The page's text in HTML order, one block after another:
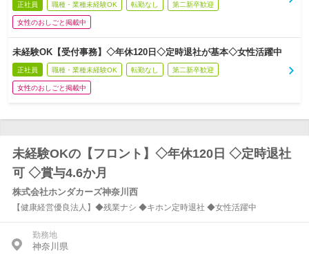
正社員 職種・業種未経験OK 転勤なし 第二新卒歓迎
女性のおしごと掲載中
未経験OK【受付事務】◇年休120日◇定時退社が基本◇女性活躍中
正社員 職種・業種未経験OK 転勤なし 第二新卒歓迎
女性のおしごと掲載中
未経験OKの【フロント】◇年休120日 ◇定時退社
可 ◇賞与4.6か月
株式会社ホンダカーズ神奈川西
【健康経営優良法人】◆残業ナシ ◆キホン定時退社 ◆女性活躍中
勤務地
神奈川県